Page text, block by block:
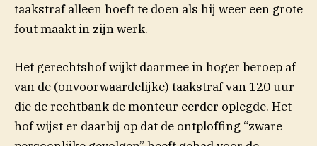
taakstraf alleen hoeft te doen als hij weer een grote
fout maakt in zijn werk.
Het gerechtshof wijkt daarmee in hoger beroep af
van de (onvoorwaardelijke) taakstraf van 120 uur
die de rechtbank de monteur eerder oplegde. Het
hof wijst er daarbij op dat de ontploffing “zware